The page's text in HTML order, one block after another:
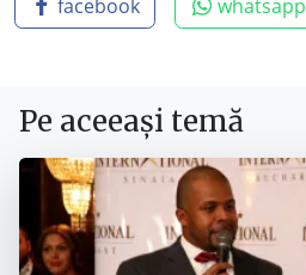
facebook whatsapp
Pe aceeași temă